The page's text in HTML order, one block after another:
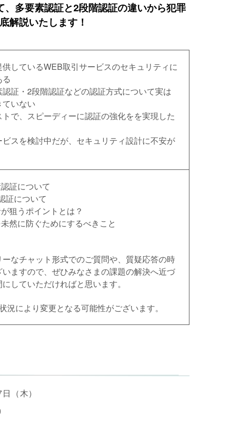
、多要素認証と2段階認証の違いから犯罪
解説いたします！
供しているWEB取引サービスのセキュリティに
認証・2段階認証などの認証方式について実は
いない
トで、スピーディーに認証の強化をを実現した
ビスを検討中だが、セキュリティ設計に不安が
証について
証について
狙うポイントとは？
然に防ぐためにするべきこと
ーなチャット形式でのご質問や、質疑応答の時
いますので、ぜひみなさまの課題の解決へ近づ
にしていただければと思います。
況により変更となる可能性がございます。
（木）